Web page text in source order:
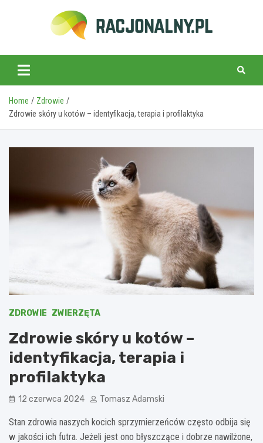
racjonalny.pl
Home
Zdrowie
Zdrowie skóry u kotów – identyfikacja, terapia i profilaktyka
ZDROWIE ZWIERZĘTA
Zdrowie skóry u kotów –
identyfikacja, terapia i
profilaktyka
12 czerwca 2024 Tomasz Adamski
Stan zdrowia naszych kocich sprzymierzeńców często odbija się
w jakości ich futra. Jeżeli jest ono błyszczące i dobrze nawilżone,